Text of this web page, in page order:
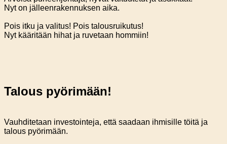
Nyt on jälleenrakennuksen aika.
Pois itku ja valitus! Pois talousruikutus!
Nyt kääritään hihat ja ruvetaan hommiin!
Talous pyörimään!
Vauhditetaan investointeja, että saadaan ihmisille töitä ja
talous pyörimään.